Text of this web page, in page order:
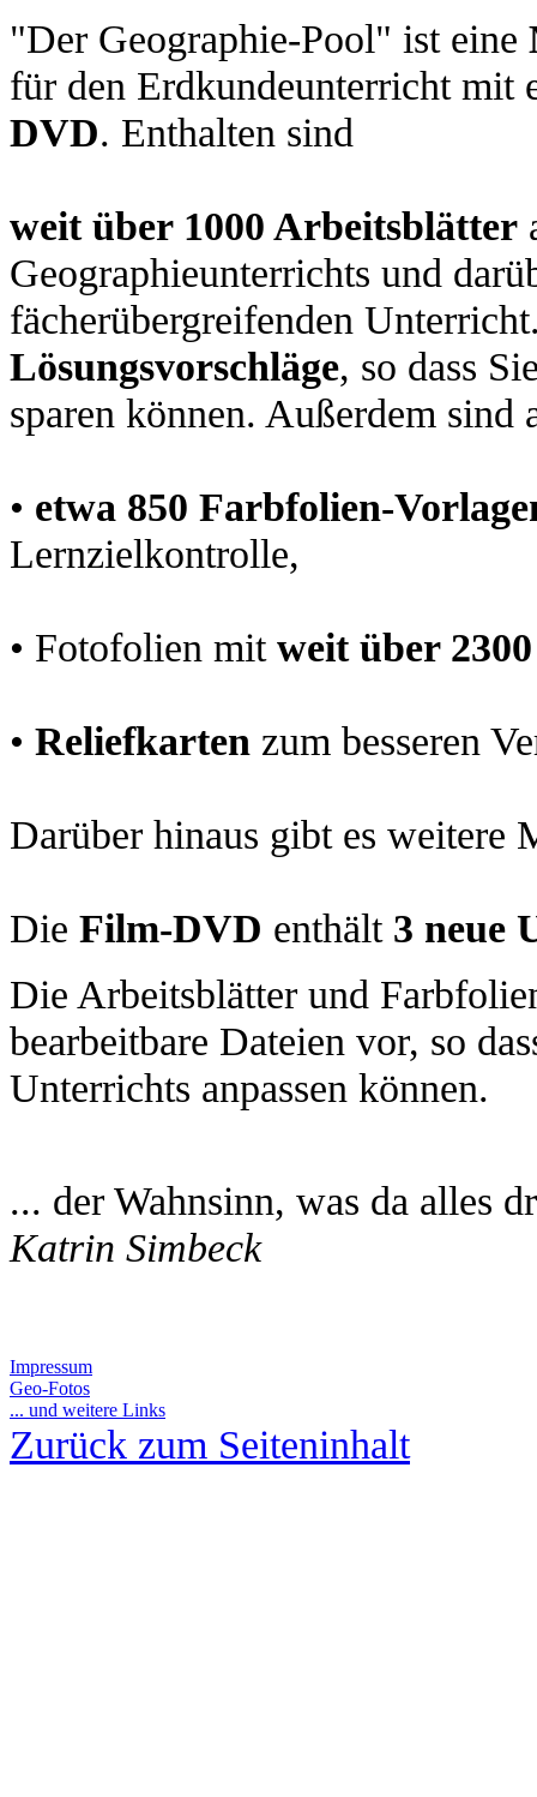
"Der Geographie-Pool" ist eine
für den Erdkundeunterricht mit
DVD. Enthalten sind
weit über 1000 Arbeitsblätter
Geographieunterrichts und
fächerübergreifenden
Lösungsvorschläge, so dass
sparen können. Außerdem sind
• etwa 850 Farbfolien-
Lernzielkontrolle,
• Fotofolien mit weit über
• Reliefkarten zum besseren
Darüber hinaus gibt es weitere
Die Film-DVD enthält 3 neue
Die Arbeitsblätter und
bearbeitbare Dateien vor, so
Unterrichts anpassen können.
... der Wahnsinn, was da alles
Katrin Simbeck
Impressum
Geo-Fotos
... und weitere Links
Zurück zum Seiteninhalt